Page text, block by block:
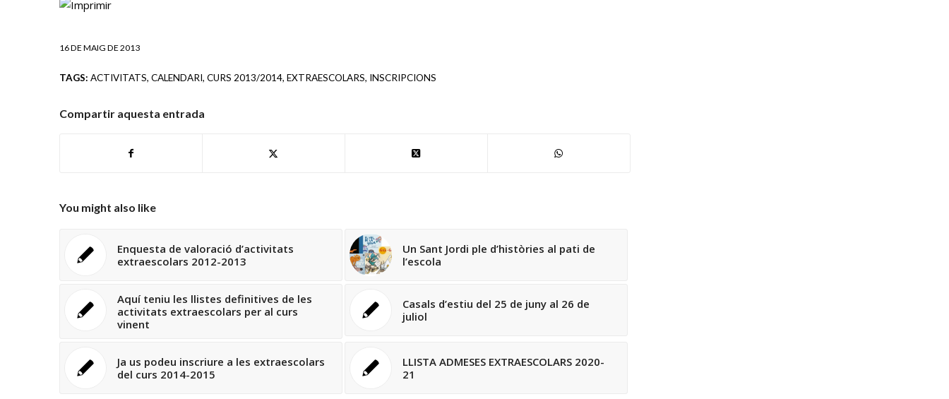
16 DE MAIG DE 2013
TAGS: ACTIVITATS, CALENDARI, CURS 2013/2014, EXTRAESCOLARS, INSCRIPCIONS
Compartir aquesta entrada
You might also like
Enquesta de valoració d’activitats
extraescolars 2012-2013
Un Sant Jordi ple d’històries al pati de
l’escola
Aquí teniu les llistes definitives de les
activitats extraescolars per al curs
vinent
Casals d’estiu del 25 de juny al 26 de
juliol
Ja us podeu inscriure a les extraescolars
del curs 2014-2015
LLISTA ADMESES EXTRAESCOLARS 2020-
21